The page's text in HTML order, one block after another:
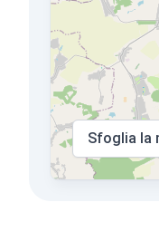
Sfoglia la